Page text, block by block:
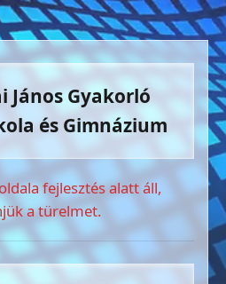
János Gyakorló
és Gimnázium
fejlesztés alatt áll,
a türelmet.